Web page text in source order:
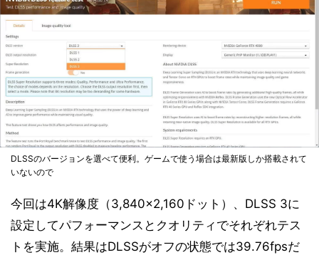
DLSSのバージョンを選べて便利。ゲームで使う場合は最新版しか搭載されて
いないので
今回は4K解像度（3,840×2,160ドット）、DLSS 3に
設定してパフォーマンスとクオリティでそれぞれテス
トを実施。結果はDLSSがオフの状態では39.76fpsだ